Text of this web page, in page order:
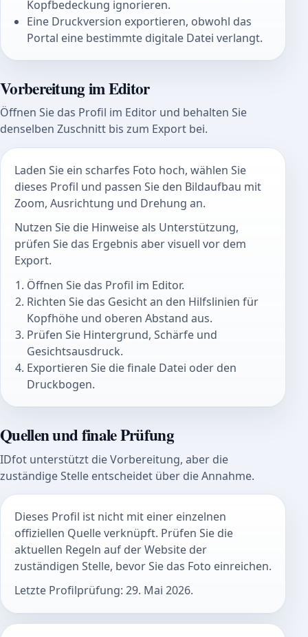
Kopfbedeckung ignorieren.
Eine Druckversion exportieren, obwohl das
Portal eine bestimmte digitale Datei verlangt.
Vorbereitung im Editor
Öffnen Sie das Profil im Editor und behalten Sie
denselben Zuschnitt bis zum Export bei.
Laden Sie ein scharfes Foto hoch, wählen Sie
dieses Profil und passen Sie den Bildaufbau mit
Zoom, Ausrichtung und Drehung an.
Nutzen Sie die Hinweise als Unterstützung,
prüfen Sie das Ergebnis aber visuell vor dem
Export.
Öffnen Sie das Profil im Editor.
Richten Sie das Gesicht an den Hilfslinien für
Kopfhöhe und oberen Abstand aus.
Prüfen Sie Hintergrund, Schärfe und
Gesichtsausdruck.
Exportieren Sie die finale Datei oder den
Druckbogen.
Quellen und finale Prüfung
IDfot unterstützt die Vorbereitung, aber die
zuständige Stelle entscheidet über die Annahme.
Dieses Profil ist nicht mit einer einzelnen
offiziellen Quelle verknüpft. Prüfen Sie die
aktuellen Regeln auf der Website der
zuständigen Stelle, bevor Sie das Foto einreichen.
Letzte Profilprüfung: 29. Mai 2026.